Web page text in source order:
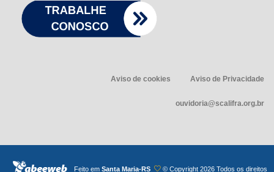
Aviso de cookies Aviso de Privacidade
ouvidoria@scalifra.org.br
Feito em Santa Maria-RS © Copyright 2026 Todos os direitos